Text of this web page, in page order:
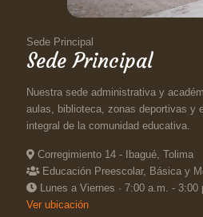
Sede Principal
Sede Principal
Nuestra sede administrativa y
aulas, biblioteca, zonas deportivas y
integral de la comunidad educativa.
Corregimiento 14 - Ibagué, Tolima
Educación Preescolar, Básica y
Lunes a Viernes · 7:00 a.m. - 3:00
Ver ubicación